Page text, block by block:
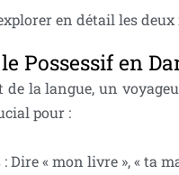
en détail les
Possessif en
la langue, un
pour :
Dire « mon livre », « ta